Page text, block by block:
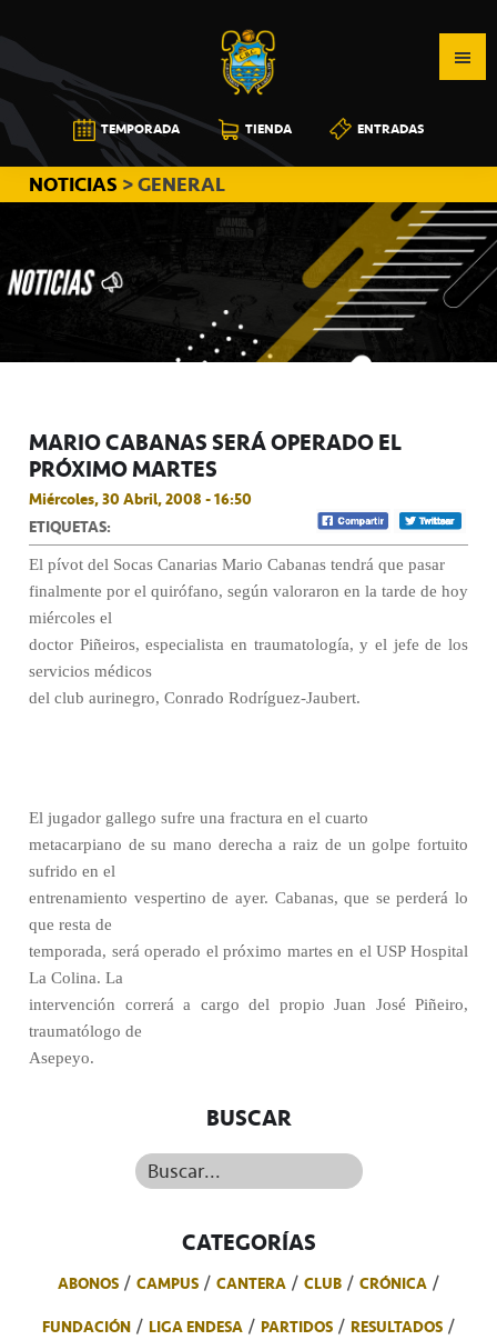
a
la
navegación
principal
al
contenido
principal
a
la
barra
lateral
principal
CB
CANARIAS
TEMPORADA TIENDA ENTRADAS
NOTICIAS > GENERAL
MARIO CABANAS SERÁ OPERADO EL
PRÓXIMO MARTES
Miércoles, 30 Abril, 2008 - 16:50
ETIQUETAS:
El pívot del Socas Canarias Mario Cabanas tendrá que pasar
finalmente por el quirófano, según valoraron en la tarde de hoy
miércoles el
doctor Piñeiros, especialista en traumatología, y el jefe de los
servicios médicos
del club aurinegro, Conrado Rodríguez-Jaubert.
El jugador gallego sufre una fractura en el cuarto
metacarpiano de su mano derecha a raiz de un golpe fortuito
sufrido en el
entrenamiento vespertino de ayer. Cabanas, que se perderá lo
que resta de
temporada, será operado el próximo martes en el USP Hospital
La Colina. La
intervención correrá a cargo del propio Juan José Piñeiro,
traumatólogo de
Asepeyo.
BUSCAR
Buscar...
CATEGORÍAS
ABONOS CAMPUS CANTERA CLUB
CRÓNICA
FUNDACIÓN
LIGA ENDESA PARTIDOS
RESULTADOS